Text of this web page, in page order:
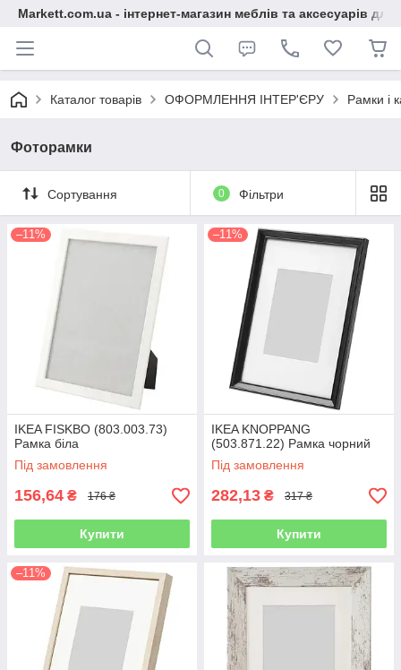
Markett.com.ua - інтернет-магазин меблів та аксесуарів для
Каталог товарів ОФОРМЛЕННЯ ІНТЕР'ЄРУ Рамки і
Фоторамки
Сортування 0 Фільтри
–11%
IKEA FISKBO (803.003.73)
Рамка біла
Під замовлення
156,64 ₴ 176 ₴
Купити
–11%
IKEA KNOPPANG
(503.871.22) Рамка чорний
Під замовлення
282,13 ₴ 317 ₴
Купити
–11%